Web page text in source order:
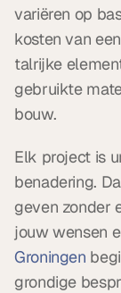
variëren op
kosten van
talrijke
gebruikte
bouw.
Elk project is
benadering.
geven zonder
jouw wensen
Groningen
grondige